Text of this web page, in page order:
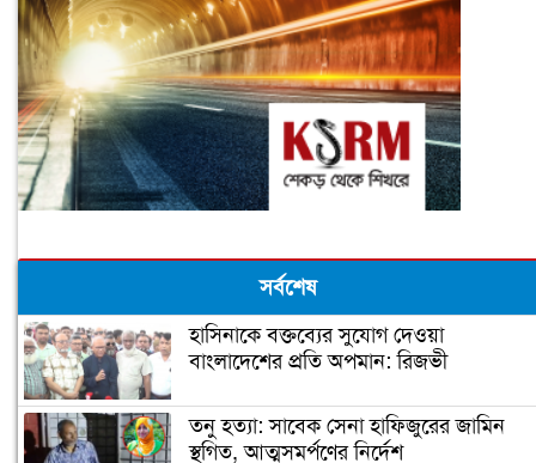
সর্বশেষ
হাসিনাকে বক্তব্যের সুযোগ দেওয়া
বাংলাদেশের প্রতি অপমান: রিজভী
তনু হত্যা: সাবেক সেনা হাফিজুরের জামিন
স্থগিত, আত্মসমর্পণের নির্দেশ